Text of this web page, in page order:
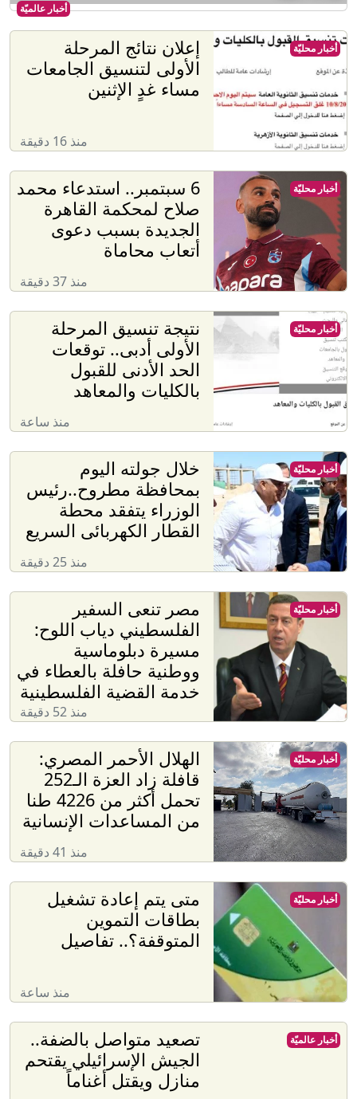
أخبار عالميّة
إعلان نتائج المرحلة
الأولى لتنسيق الجامعات
مساء غدٍ الإثنين
منذ 16 دقيقة
أخبار محليّة
6 سبتمبر.. استدعاء محمد
صلاح لمحكمة القاهرة
الجديدة بسبب دعوى
أتعاب محاماة
منذ 37 دقيقة
أخبار محليّة
نتيجة تنسيق المرحلة
الأولى أدبى.. توقعات
الحد الأدنى للقبول
بالكليات والمعاهد
منذ ساعة
أخبار محليّة
خلال جولته اليوم
بمحافظة مطروح..رئيس
الوزراء يتفقد محطة
القطار الكهربائى السريع
منذ 25 دقيقة
أخبار محليّة
مصر تنعى السفير
الفلسطيني دياب اللوح:
مسيرة دبلوماسية
ووطنية حافلة بالعطاء في
خدمة القضية الفلسطينية
منذ 52 دقيقة
أخبار محليّة
الهلال الأحمر المصري:
قافلة زاد العزة الـ252
تحمل أكثر من 4226 طنا
من المساعدات الإنسانية
منذ 41 دقيقة
أخبار محليّة
متى يتم إعادة تشغيل
بطاقات التموين
المتوقفة؟.. تفاصيل
منذ ساعة
أخبار محليّة
تصعيد متواصل بالضفة..
الجيش الإسرائيلي يقتحم
منازل ويقتل أغناماً
أخبار عالميّة